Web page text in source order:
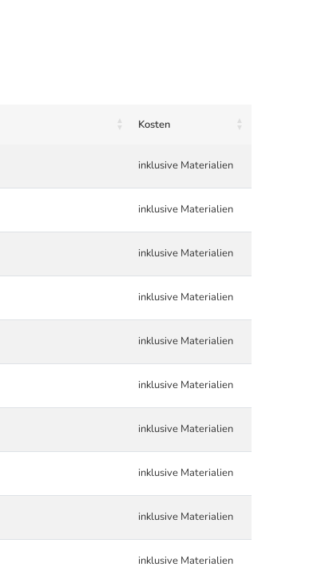
Kosten
inklusive Materialien
inklusive Materialien
inklusive Materialien
inklusive Materialien
inklusive Materialien
inklusive Materialien
inklusive Materialien
inklusive Materialien
inklusive Materialien
inklusive Materialien